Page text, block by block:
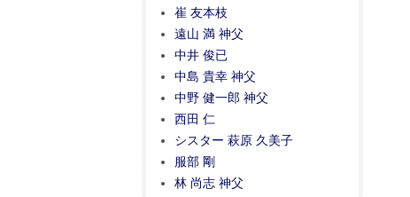
崔 友本枝
遠山 満 神父
中井 俊已
中島 貴幸 神父
中野 健一郎 神父
西田 仁
シスター 萩原 久美子
服部 剛
林 尚志 神父